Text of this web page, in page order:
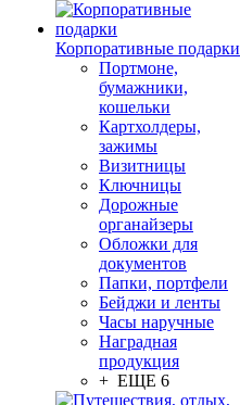
Корпоративные подарки
Портмоне,
бумажники,
кошельки
Картхолдеры,
зажимы
Визитницы
Ключницы
Дорожные
органайзеры
Обложки для
документов
Папки, портфели
Бейджи и ленты
Часы наручные
Наградная
продукция
+ ЕЩЕ 6